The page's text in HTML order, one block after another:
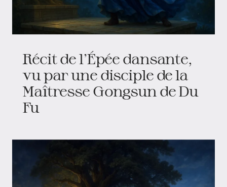
Récit de l’Épée dansante,
vu par une disciple de la
Maîtresse Gongsun de Du
Fu